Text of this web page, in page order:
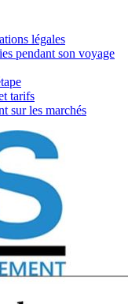
légales
pendant son voyage
tarifs
sur les marchés